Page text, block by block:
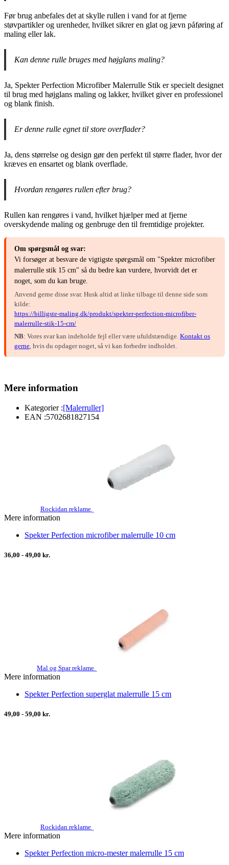
Før brug anbefales det at skylle rullen i vand for at fjerne
støvpartikler og urenheder, hvilket sikrer en glat og jævn påføring af
maling eller lak.
Kan denne rulle bruges med højglans maling?
Ja, Spekter Perfection Microfiber Malerrulle Stik er specielt designet
til brug med højglans maling og lakker, hvilket giver en professionel
og blank finish.
Er denne rulle egnet til store overflader?
Ja, dens størrelse og design gør den perfekt til større flader, hvor der
kræves en ensartet og blank overflade.
Hvordan rengøres rullen efter brug?
Rullen kan rengøres i vand, hvilket hjælper med at fjerne
overskydende maling og genbruge den til fremtidige projekter.
Om spørgsmål og svar:
Vi forsøger at besvare de vigtigste spørgsmål om "Spekter microfiber
malerrulle stik 15 cm" så du bedre kan vurdere, hvorvidt det er
noget, som du kan bruge.
Anvend gerne disse svar. Husk altid at linke tilbage til denne side som
kilde:
https://billigste-maling.dk/produkt/spekter-perfection-microfiber-
malerrulle-stik-15-cm/
NB: Vores svar kan indeholde fejl eller være ufuldstændige. Kontakt os
gerne , hvis du opdager noget, så vi kan forbedre indholdet.
Mere information
Kategorier :[Malerruller]
EAN :5702681827154
Rockidan reklame
Mere information
Spekter Perfection microfiber malerrulle 10 cm
36,00 - 49,00 kr.
Mal og Spar reklame
Mere information
Spekter Perfection superglat malerrulle 15 cm
49,00 - 59,00 kr.
Rockidan reklame
Mere information
Spekter Perfection micro-mester malerrulle 15 cm